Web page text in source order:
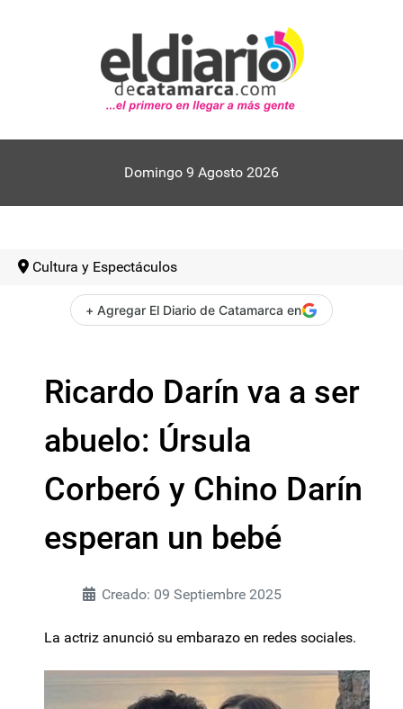
Domingo 9 Agosto 2026
Cultura y Espectáculos
+ Agregar El Diario de Catamarca en
Ricardo Darín va a ser
abuelo: Úrsula
Corberó y Chino Darín
esperan un bebé
Creado: 09 Septiembre 2025
La actriz anunció su embarazo en redes sociales.